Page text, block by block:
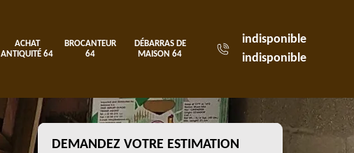
ACHAT
ANTIQUITÉ 64
BROCANTEUR
64
DÉBARRAS DE
MAISON 64
indisponible
indisponible
DEMANDEZ VOTRE ESTIMATION